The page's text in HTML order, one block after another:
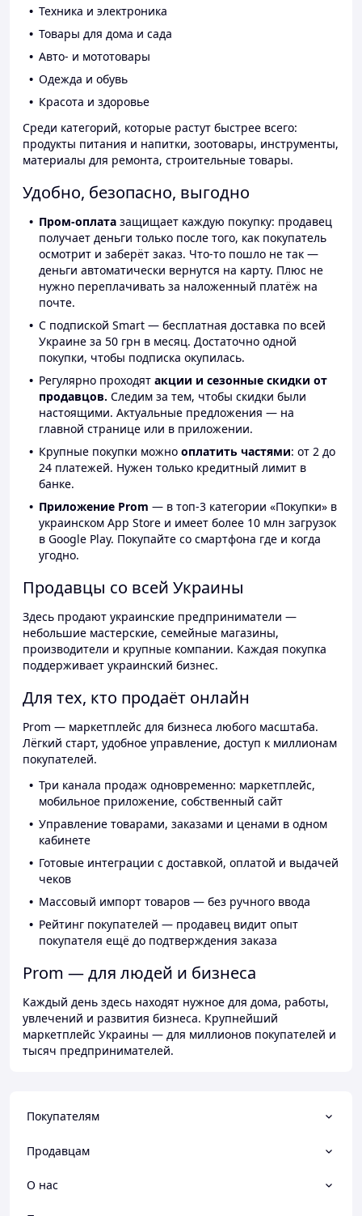
Техника и электроника
Товары для дома и сада
Авто- и мототовары
Одежда и обувь
Красота и здоровье
Среди категорий, которые растут быстрее всего:
продукты питания и напитки, зоотовары, инструменты,
материалы для ремонта, строительные товары.
Удобно, безопасно, выгодно
Пром-оплата защищает каждую покупку: продавец
получает деньги только после того, как покупатель
осмотрит и заберёт заказ. Что-то пошло не так —
деньги автоматически вернутся на карту. Плюс не
нужно переплачивать за наложенный платёж на
почте.
С подпиской Smart — бесплатная доставка по всей
Украине за 50 грн в месяц. Достаточно одной
покупки, чтобы подписка окупилась.
Регулярно проходят акции и сезонные скидки от
продавцов. Следим за тем, чтобы скидки были
настоящими. Актуальные предложения — на
главной странице или в приложении.
Крупные покупки можно оплатить частями: от 2 до
24 платежей. Нужен только кредитный лимит в
банке.
Приложение Prom — в топ-3 категории «Покупки» в
украинском App Store и имеет более 10 млн загрузок
в Google Play. Покупайте со смартфона где и когда
угодно.
Продавцы со всей Украины
Здесь продают украинские предприниматели —
небольшие мастерские, семейные магазины,
производители и крупные компании. Каждая покупка
поддерживает украинский бизнес.
Для тех, кто продаёт онлайн
Prom — маркетплейс для бизнеса любого масштаба.
Лёгкий старт, удобное управление, доступ к миллионам
покупателей.
Три канала продаж одновременно: маркетплейс,
мобильное приложение, собственный сайт
Управление товарами, заказами и ценами в одном
кабинете
Готовые интеграции с доставкой, оплатой и выдачей
чеков
Массовый импорт товаров — без ручного ввода
Рейтинг покупателей — продавец видит опыт
покупателя ещё до подтверждения заказа
Prom — для людей и бизнеса
Каждый день здесь находят нужное для дома, работы,
увлечений и развития бизнеса. Крупнейший
маркетплейс Украины — для миллионов покупателей и
тысяч предпринимателей.
Покупателям
Продавцам
О нас